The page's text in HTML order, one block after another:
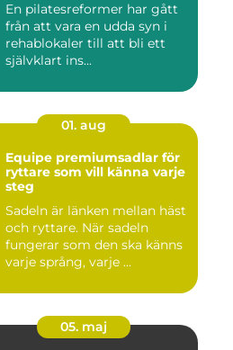
En pilatesreformer har gått
från att vara en udda syn i
rehablokaler till att bli ett
självklart ins...
01. aug
Equipe premiumsadlar för
ryttare som vill känna varje
steg
Sadeln är länken mellan häst
och ryttare. När sadeln
fungerar som den ska känns
varje språng, varje ...
05. maj